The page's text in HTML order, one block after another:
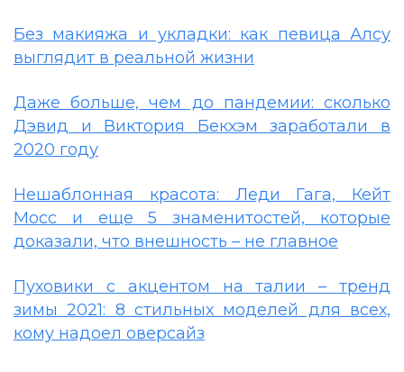
Без макияжа и укладки: как певица Алсу
выглядит в реальной жизни
Даже больше, чем до пандемии: сколько
Дэвид и Виктория Бекхэм заработали в
2020 году
Нешаблонная красота: Леди Гага, Кейт
Мосс и еще 5 знаменитостей, которые
доказали, что внешность – не главное
Пуховики с акцентом на талии – тренд
зимы 2021: 8 стильных моделей для всех,
кому надоел оверсайз